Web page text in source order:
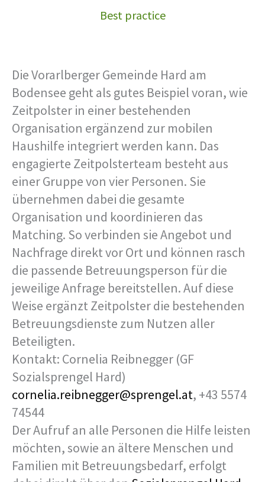
Best practice
Die Vorarlberger Gemeinde Hard am
Bodensee geht als gutes Beispiel voran, wie
Zeitpolster in einer bestehenden
Organisation ergänzend zur mobilen
Haushilfe integriert werden kann. Das
engagierte Zeitpolsterteam besteht aus
einer Gruppe von vier Personen. Sie
übernehmen dabei die gesamte
Organisation und koordinieren das
Matching. So verbinden sie Angebot und
Nachfrage direkt vor Ort und können rasch
die passende Betreuungsperson für die
jeweilige Anfrage bereitstellen. Auf diese
Weise ergänzt Zeitpolster die bestehenden
Betreuungsdienste zum Nutzen aller
Beteiligten.
Kontakt: Cornelia Reibnegger (GF
Sozialsprengel Hard)
cornelia.reibnegger@sprengel.at, +43 5574
74544
Der Aufruf an alle Personen die Hilfe leisten
möchten, sowie an ältere Menschen und
Familien mit Betreuungsbedarf, erfolgt